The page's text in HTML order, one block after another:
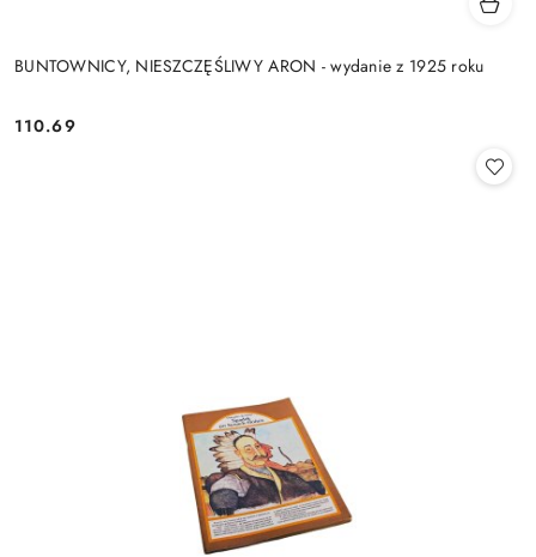
BUNTOWNICY, NIESZCZĘŚLIWY ARON - wydanie z 1925 roku
Cena:
110.69